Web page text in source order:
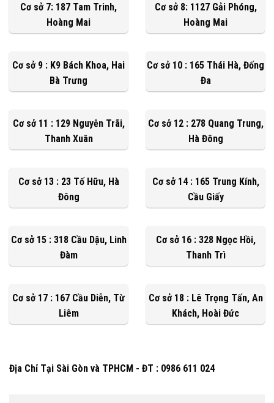
Cơ sở 7: 187 Tam Trinh,
Hoàng Mai
Cơ sở 8: 1127 Gải Phóng,
Hoàng Mai
Cơ sở 9 : K9 Bách Khoa, Hai
Bà Trưng
Cơ sở 10 : 165 Thái Hà, Đống
Đa
Cơ sở 11 : 129 Nguyễn Trãi,
Thanh Xuân
Cơ sở 12 : 278 Quang Trung,
Hà Đông
Cơ sở 13 : 23 Tố Hữu, Hà
Đông
Cơ sở 14 : 165 Trung Kính,
Cầu Giấy
Cơ sở 15 : 318 Cầu Dậu, Linh
Đàm
Cơ sở 16 : 328 Ngọc Hồi,
Thanh Trì
Cơ sở 17 : 167 Cầu Diễn, Từ
Liêm
Cơ sở 18 : Lê Trọng Tấn, An
Khách, Hoài Đức
Địa Chỉ Tại Sài Gòn và TPHCM - ĐT : 0986 611 024